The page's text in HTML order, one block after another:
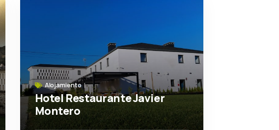
Alojamiento
Hotel Restaurante Javier
Montero
Ribadeo